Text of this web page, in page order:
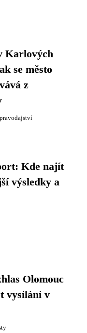
Karlových
se město
z
Kde najít
výsledky a
Olomouc
vysílání v